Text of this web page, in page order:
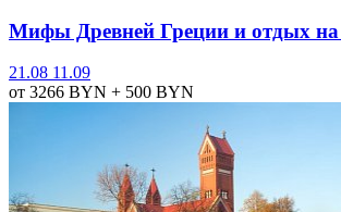
Мифы Древней Греции и отдых на
21.08 11.09
от 3266 BYN + 500 BYN